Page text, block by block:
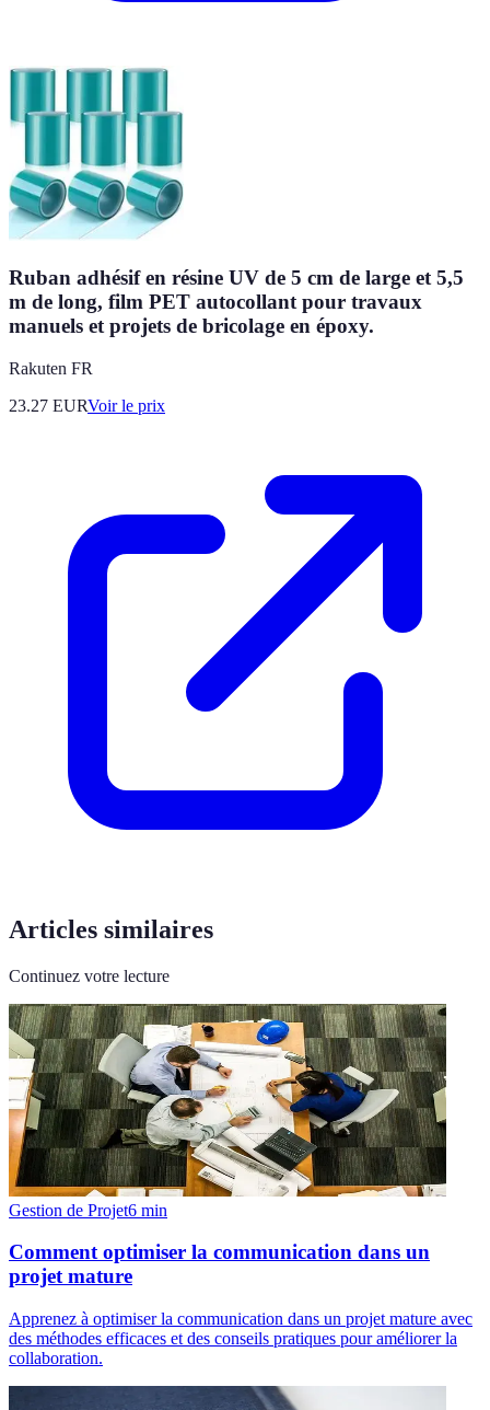
Ruban adhésif en résine UV de 5 cm de large et 5,5
m de long, film PET autocollant pour travaux
manuels et projets de bricolage en époxy.
Rakuten FR
23.27 EURVoir le prix
Articles similaires
Continuez votre lecture
Gestion de Projet6 min
Comment optimiser la communication dans un
projet mature
Apprenez à optimiser la communication dans un projet mature avec
des méthodes efficaces et des conseils pratiques pour améliorer la
collaboration.